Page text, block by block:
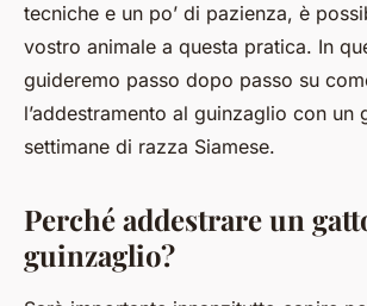
Milo•20 dicembre 2024•6 min de lecture
tecniche e un po’ di pazienza, è
vostro animale a questa pratica. In
guideremo passo dopo passo su
l’addestramento al guinzaglio con un
settimane di razza Siamese.
Perché addestrare un
guinzaglio?